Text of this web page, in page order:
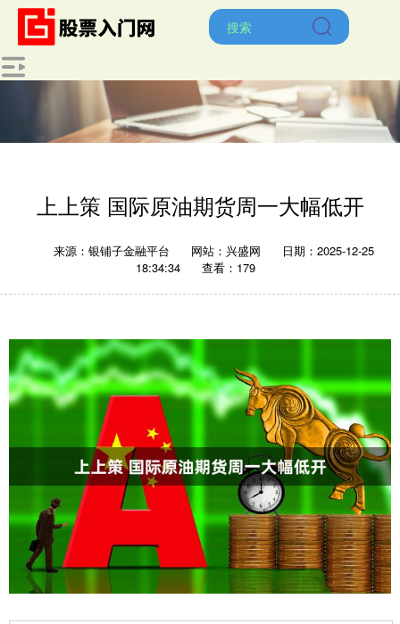
上上策 国际原油期货周一大幅低开
来源：银铺子金融平台 网站：兴盛网
日期：2025-12-25
18:34:34
查看：179